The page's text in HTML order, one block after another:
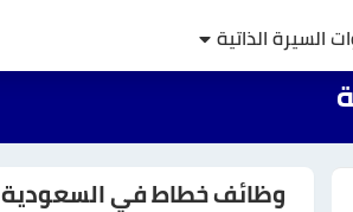
السيرة الذاتية
وظائف خطاط في السعودية